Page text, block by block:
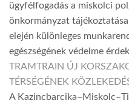
ügyfélfogadás a miskolci
önkormányzat
elején különleges
egészségének védelme
TRAMTRAIN ÚJ
TÉRSÉGÉNEK
A